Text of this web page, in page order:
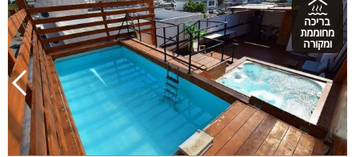
בריכה
מחוממת
ומקורה